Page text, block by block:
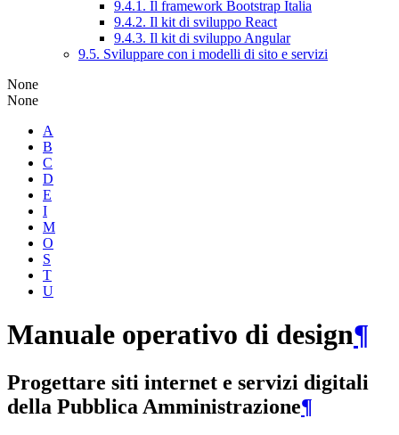
9.4.1. Il framework Bootstrap Italia
9.4.2. Il kit di sviluppo React
9.4.3. Il kit di sviluppo Angular
9.5. Sviluppare con i modelli di sito e servizi
None
None
A
B
C
D
E
I
M
O
S
T
U
Manuale operativo di design¶
Progettare siti internet e servizi digitali
della Pubblica Amministrazione¶